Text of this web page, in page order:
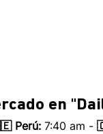
en
Perú: 7:40 am -